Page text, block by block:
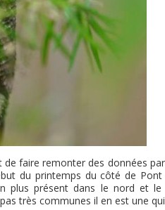
de faire remonter des données
du printemps du côté de
plus présent dans le nord et
très communes il en est une